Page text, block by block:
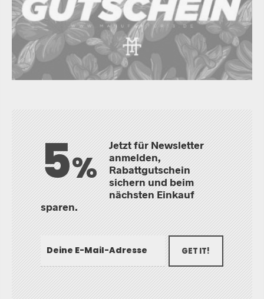
5%
Jetzt für Newsletter
anmelden,
Rabattgutschein
sichern und beim
nächsten Einkauf
sparen.
GET IT!